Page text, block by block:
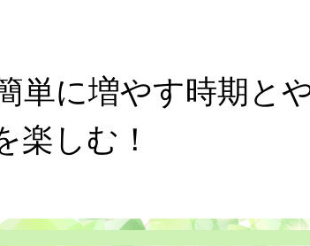
単に増やす時期と
楽しむ！